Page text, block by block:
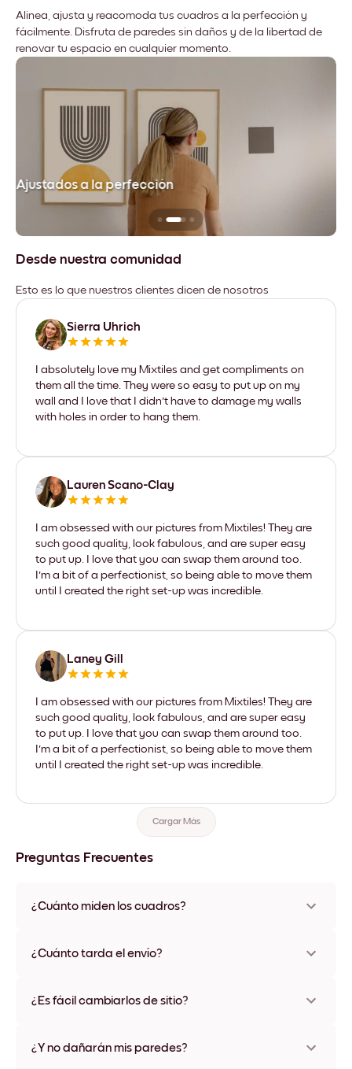
Alinea, ajusta y reacomoda tus cuadros a la perfección y
fácilmente. Disfruta de paredes sin daños y de la libertad de
renovar tu espacio en cualquier momento.
Ajustados a la perfección
Desde nuestra comunidad
Esto es lo que nuestros clientes dicen de nosotros
Sierra Uhrich
I absolutely love my Mixtiles and get compliments on
them all the time. They were so easy to put up on my
wall and I love that I didn't have to damage my walls
with holes in order to hang them.
Lauren Scano-Clay
I am obsessed with our pictures from Mixtiles! They are
such good quality, look fabulous, and are super easy
to put up. I love that you can swap them around too.
I'm a bit of a perfectionist, so being able to move them
until I created the right set-up was incredible.
Laney Gill
I am obsessed with our pictures from Mixtiles! They are
such good quality, look fabulous, and are super easy
to put up. I love that you can swap them around too.
I'm a bit of a perfectionist, so being able to move them
until I created the right set-up was incredible.
Cargar Más
Preguntas Frecuentes
¿Cuánto miden los cuadros?
varios materiales y colores de marco, incluidas opciones sin
¿Cuánto tarda el envío?
disponibles en algunos países. Te enviaremos un número de
¿Es fácil cambiarlos de sitio?
ningún daño
¿Y no dañarán mis paredes?